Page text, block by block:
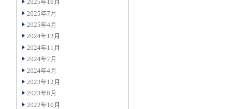
2025年10月
2025年7月
2025年4月
2024年12月
2024年11月
2024年7月
2024年4月
2023年12月
2023年8月
2022年10月